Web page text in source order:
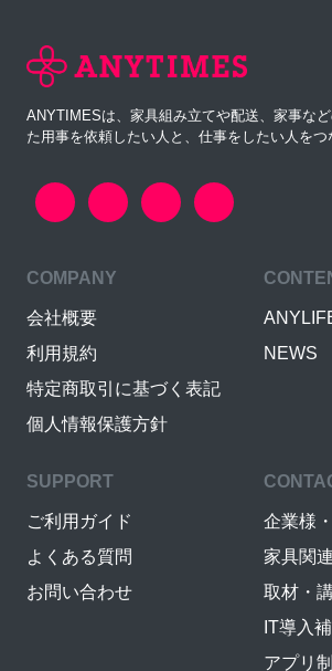
ANYTIMESは、家具組み立てや配送、家事な
た用事を依頼したい人と、仕事をしたい人をつ
COMPANY
会社概要
利用規約
特定商取引に基づく表記
個人情報保護方針
NEWS
SUPPORT
ご利用ガイド
よくある質問
お問い合わせ
企業様
家具関
取材・
IT導入
アプリ